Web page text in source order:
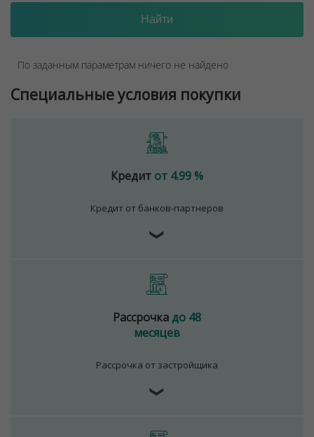
По заданным параметрам ничего не найдено
Специальные условия покупки
Кредит от 4.99 %
Кредит от банков-партнеров
❯
Рассрочкадо 48
месяцев
Рассрочка от застройщика
❯